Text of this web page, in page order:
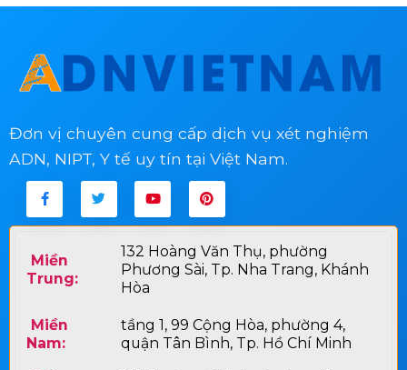
Đơn vị chuyên cung cấp dịch vụ xét nghiệm
ADN, NIPT, Y tế uy tín tại Việt Nam.
Miền
Trung:
132 Hoàng Văn Thụ, phường
Phương Sài, Tp. Nha Trang, Khánh
Hòa
Miền
Nam:
tầng 1, 99 Cộng Hòa, phường 4,
quận Tân Bình, Tp. Hồ Chí Minh